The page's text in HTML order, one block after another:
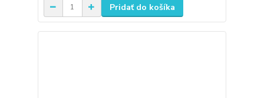
Pridať do košíka